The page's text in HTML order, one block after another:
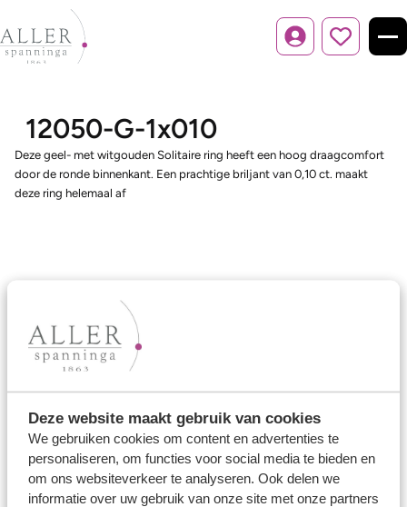
Deze website maakt gebruik van cookies
We gebruiken cookies om content en advertenties te
personaliseren, om functies voor social media te bieden en
om ons websiteverkeer te analyseren. Ook delen we
informatie over uw gebruik van onze site met onze partners
Inloggen
12050-G-1x010
Deze geel- met witgouden Solitaire ring heeft een hoog draagcomfort
door de ronde binnenkant. Een prachtige briljant van 0,10 ct. maakt
deze ring helemaal af
Ons aanbod
Trouwringen
Verlovingsringen
Vriendschapsringen
Over ons